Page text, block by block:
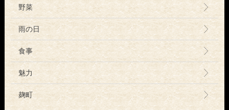
野菜
雨の日
食事
魅力
麹町